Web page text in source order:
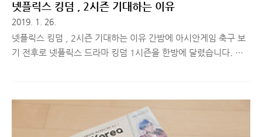
넷플릭스 킹덤 , 2시즌 기대하는 이유
2019. 1. 26.
넷플릭스 킹덤 , 2시즌 기대하는 이유 간밤에 아시안게임 축구 보
기 전후로 넷플릭스 드라마 킹덤 1시즌을 한방에 달렸습니다. 이
있겠네요. 최대한 스포일러 최소화해서 간단히 썰을 풀어 보겠습
니다. 시대 배경드라마에서 정확하게 언급되진 않지만, 1639년